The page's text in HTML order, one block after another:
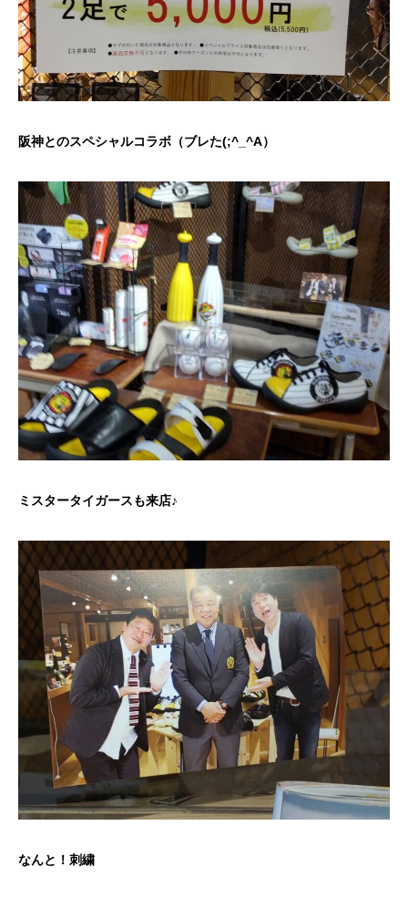
阪神とのスペシャルコラボ（ブレた(;^_^A）
ミスタータイガースも来店♪
なんと！刺繍